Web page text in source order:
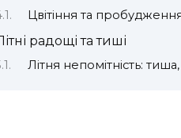
Цвітіння та
радощі та тиші
Літня непомітність: